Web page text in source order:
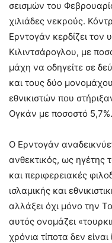
σεισμών του
χιλιάδες νεκρούς.
Ερντογάν κερδίζει
Κιλιντσάρογλου, με
μάχη να οδηγείτε σε
και τους δύο
εθνικιστών που
Ογκάν με ποσοστό 5,7%.
Ο Ερντογάν
ανθεκτικός, ως ηγέτης
και περιφερειακές
ισλαμικής και
αλλάξει όχι μόνο την
αυτός ονομάζει
χρόνια τίποτα δεν